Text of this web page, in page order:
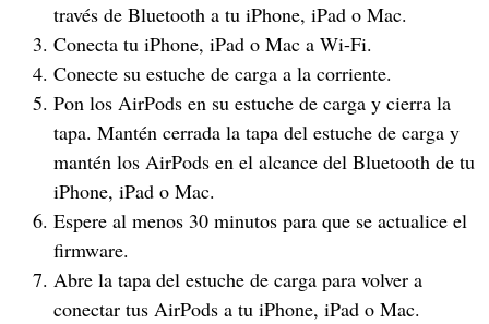
través de Bluetooth a tu iPhone, iPad o Mac.
Conecta tu iPhone, iPad o Mac a Wi-Fi.
Conecte su estuche de carga a la corriente.
Pon los AirPods en su estuche de carga y cierra la
tapa. Mantén cerrada la tapa del estuche de carga y
mantén los AirPods en el alcance del Bluetooth de tu
iPhone, iPad o Mac.
Espere al menos 30 minutos para que se actualice el
firmware.
Abre la tapa del estuche de carga para volver a
conectar tus AirPods a tu iPhone, iPad o Mac.